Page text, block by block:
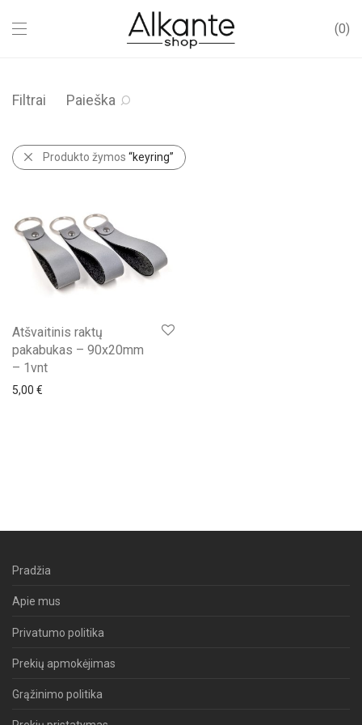
0
Filtrai Paieška
Produkto žymos “keyring”
Atšvaitinis raktų
pakabukas – 90x20mm
– 1vnt
5,00 €
Pradžia
Apie mus
Privatumo politika
Prekių apmokėjimas
Grąžinimo politika